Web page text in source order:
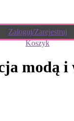
Zaloguj/Zarejestruj
Koszyk
modą i